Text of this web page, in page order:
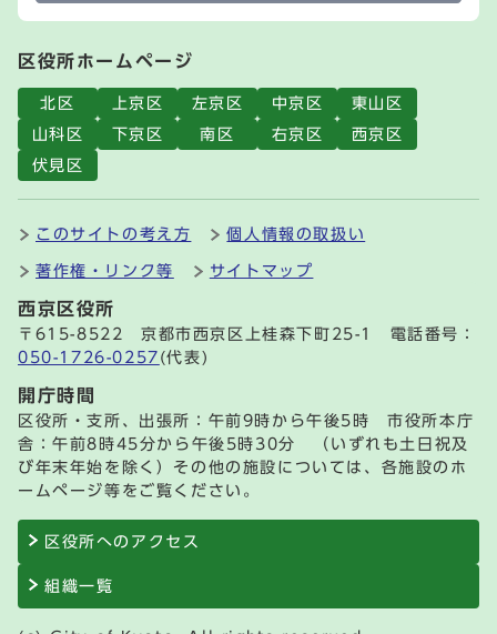
区役所ホームページ
北区 上京区 左京区 中京区
東山区
山科区
下京区 南区 右京区
西京区
伏見区
このサイトの考え方 個人情報の取扱い
著作権・リンク等 サイトマップ
西京区役所
〒615-8522 京都市西京区上桂森下町25-1 電話番号：
050-1726-0257 (代表)
開庁時間
区役所・支所、出張所：午前9時から午後5時 市役所本庁
舎：午前8時45分から午後5時30分 （いずれも土日祝及
び年末年始を除く）その他の施設については、各施設のホ
ームページ等をご覧ください。
区役所へのアクセス
組織一覧